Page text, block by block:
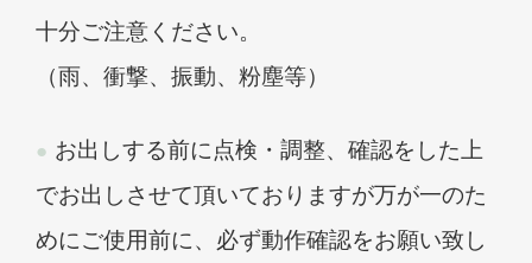
十分ご注意ください。
（雨、衝撃、振動、粉塵等）
お出しする前に点検・調整、確認をした上
でお出しさせて頂いておりますが万が一のた
めにご使用前に、必ず動作確認をお願い致し